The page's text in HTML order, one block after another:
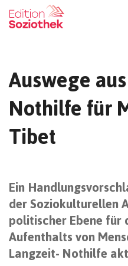
Auswege
Nothilfe für
Tibet
Ein
der Soziokulturellen
politischer Ebene für
Aufenthalts von
Langzeit- Nothilfe